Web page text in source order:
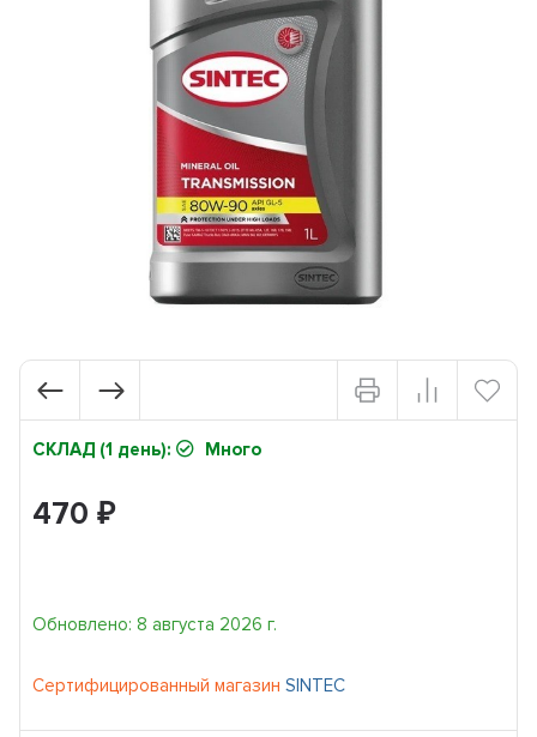
СКЛАД (1 день): Много
470₽
Обновлено: 8 августа 2026 г.
Сертифицированный магазинSINTEC